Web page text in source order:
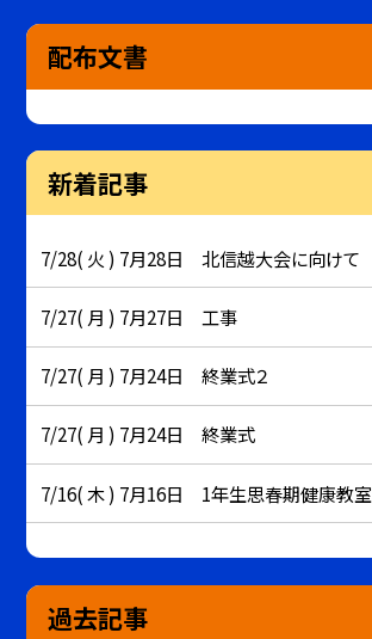
配布文書
新着記事
7/28( 火 ) 7月28日 北信越大会に向けて
7/27( 月 ) 7月27日 工事
7/27( 月 ) 7月24日 終業式２
7/27( 月 ) 7月24日 終業式
7/16( 木 ) 7月16日 1年生思春期健康教室
過去記事